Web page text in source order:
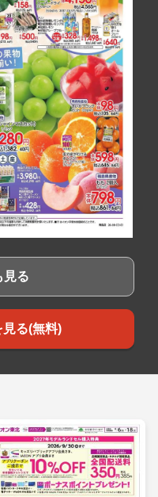
見る
る(無料)